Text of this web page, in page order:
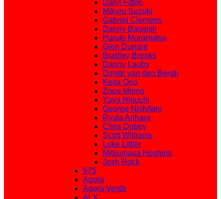
Daryl Fitton
Mikuru Suzuki
Gabriel Clemens
Danny Baggish
Haruki Muramatsu
Glen Durrant
Bradley Brooks
Danny Lauby
Dimitri van den Bergh
Keita Ono
Zhou Momo
Yuya Higuchi
George Nishitani
Ryuta Arihara
Chris Dobey
Scott Williams
Luke Littler
Mitsumasa Hoshino
Josh Rock
975
Agora
Agora Verde
ALX